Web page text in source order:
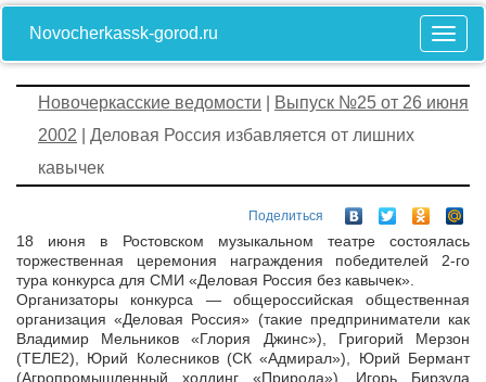
Novocherkassk-gorod.ru
Новочеркасские ведомости
Выпуск №25 от 26 июня
2002 | Деловая Россия избавляется от лишних
кавычек
Поделиться
18 июня в Ростовском музыкальном театре состоялась
торжественная церемония награждения победителей 2-го
тура конкурса для СМИ «Деловая Россия без кавычек».
Организаторы конкурса — общероссийская общественная
организация «Деловая Россия» (такие предприниматели как
Владимир Мельников «Глория Джинс»), Григорий Мерзон
(ТЕЛЕ2), Юрий Колесников (СК «Адмирал»), Юрий Бермант
(Агропромышленный холдинг «Природа»), Игорь Бирзула